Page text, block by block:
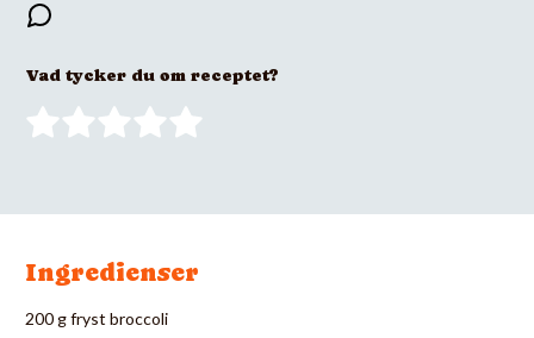
Vad tycker du om receptet?
Ingredienser
200 g fryst broccoli